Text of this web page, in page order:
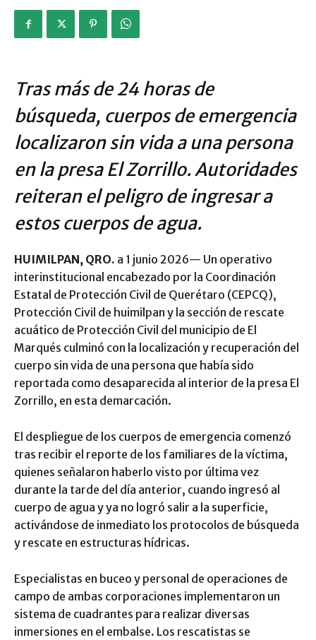
Tras más de 24 horas de
búsqueda, cuerpos de emergencia
localizaron sin vida a una persona
en la presa El Zorrillo. Autoridades
reiteran el peligro de ingresar a
estos cuerpos de agua.
HUIMILPAN, QRO. a 1 junio 2026— Un operativo
interinstitucional encabezado por la Coordinación
Estatal de Protección Civil de Querétaro (CEPCQ),
Protección Civil de huimilpan y la sección de rescate
acuático de Protección Civil del municipio de El
Marqués culminó con la localización y recuperación del
cuerpo sin vida de una persona que había sido
reportada como desaparecida al interior de la presa El
Zorrillo, en esta demarcación.
El despliegue de los cuerpos de emergencia comenzó
tras recibir el reporte de los familiares de la víctima,
quienes señalaron haberlo visto por última vez
durante la tarde del día anterior, cuando ingresó al
cuerpo de agua y ya no logró salir a la superficie,
activándose de inmediato los protocolos de búsqueda
y rescate en estructuras hídricas.
Especialistas en buceo y personal de operaciones de
campo de ambas corporaciones implementaron un
sistema de cuadrantes para realizar diversas
inmersiones en el embalse. Los rescatistas se